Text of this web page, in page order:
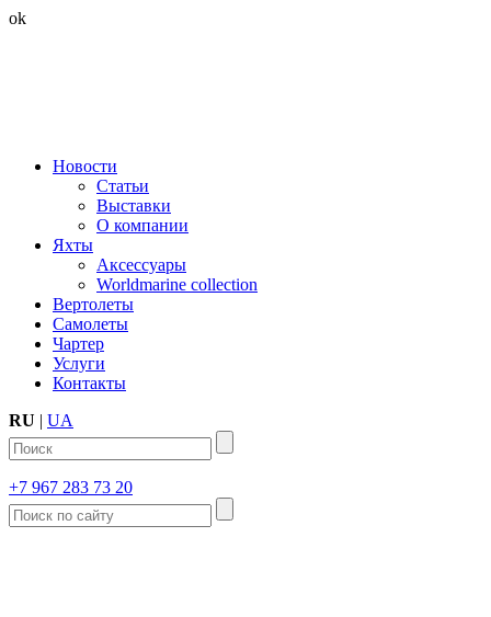
ok
Новости
Статьи
Выставки
О компании
Яхты
Аксессуары
Worldmarine collection
Вертолеты
Самолеты
Чартер
Услуги
Контакты
RU | UA
+7 967 283 73 20